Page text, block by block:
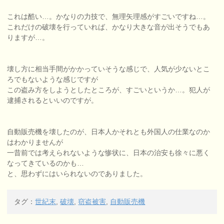
これは酷い…。かなりの力技で、無理矢理感がすごいですね…。
これだけの破壊を行っていれば、かなり大きな音が出そうでもあ
りますが…。
壊し方に相当手間がかかっていそうな感じで、人気が少ないとこ
ろでもないような感じですが
この盗み方をしようとしたところが、すごいというか…。犯人が
逮捕されるといいのですが。
自動販売機を壊したのが、日本人かそれとも外国人の仕業なのか
はわかりませんが
一昔前では考えられないような惨状に、日本の治安も徐々に悪く
なってきているのかも…
と、思わずにはいられないのでありました。
タグ：世紀末 ,破壊 ,窃盗被害 自動販売機